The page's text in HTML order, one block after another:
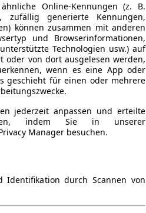
Online-Kennungen (z. B.
zufällig generierte Kennungen,
können zusammen mit anderen
und Browserinformationen,
Technologien usw.) auf
oder von dort ausgelesen werden,
wenn es eine App oder
geschieht für einen oder mehrere
jederzeit anpassen und erteilte
indem Sie in unserer
Manager besuchen.
Identifikation durch Scannen von